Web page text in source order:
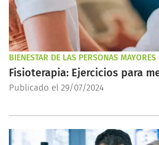
BIENESTAR DE LAS PERSONAS MAYORES
Fisioterapia: Ejercicios para
Publicado el 29/07/2024